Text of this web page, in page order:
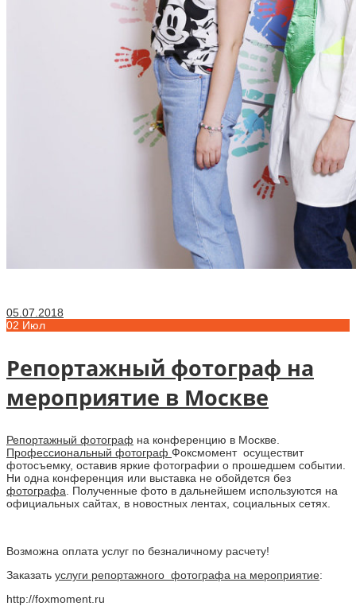
05.07.2018
02 Июл
Репортажный фотограф на
мероприятие в Москве
Репортажный фотограф на конференцию в Москве.
Профессиональный фотограф Фоксмомент осуществит
фотосъемку, оставив яркие фотографии о прошедшем событии.
Ни одна конференция или выставка не обойдется без
фотографа . Полученные фото в дальнейшем используются на
официальных сайтах, в новостных лентах, социальных сетях.
Возможна оплата услуг по безналичному расчету!
Заказать услуги репортажного фотографа на мероприятие:
http://foxmoment.ru